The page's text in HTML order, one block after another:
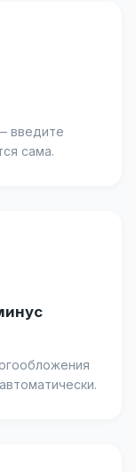
введите
сама.